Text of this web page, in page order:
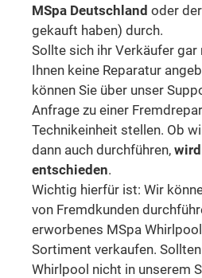
MSpa Deutschland oder der
gekauft haben) durch.
Sollte sich ihr Verkäufer
Ihnen keine Reparatur
können Sie über unser
Anfrage zu einer
Technikeinheit stellen. Ob
dann auch durchführen, wird
entschieden.
Wichtig hierfür ist: Wir
von Fremdkunden
erworbenes MSpa
Sortiment verkaufen.
Whirlpool nicht in unserem